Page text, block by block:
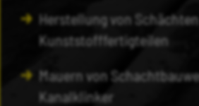
Herstellung von
Kunststofffertigteilen
Mauern von
Kanalklinker